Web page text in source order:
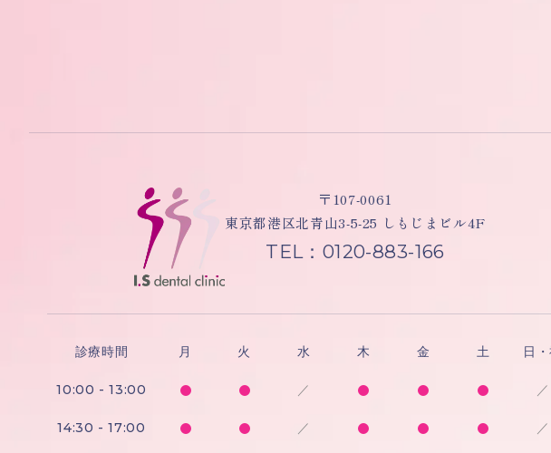
〒107-0061
東京都港区北青山3-5-25 しもじまビル4F
TEL：0120-883-166
診療時間 月 火 水 木 金 土 日
10:00 - 13:00 ／ ／
14:30 - 17:00 ／ ／